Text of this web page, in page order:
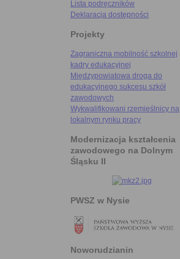
Lista podręczników
Deklaracja dostępności
Projekty
Zagraniczna mobilność szkolnej
kadry edukacyjnej
Międzypowiatowa droga do
edukacyjnego sukcesu szkół
zawodowych
Wykwalifikowani rzemieślnicy na
lokalnym rynku pracy
Modernizacja kształcenia
zawodowego na Dolnym
Śląsku II
PWSZ w Nysie
Noworudzianin